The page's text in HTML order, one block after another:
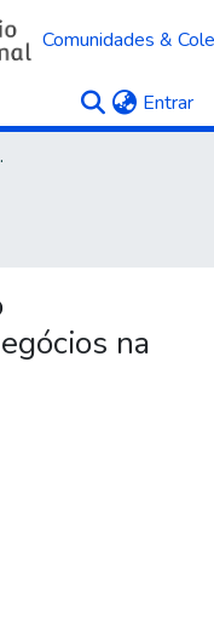
Comunidades &
Entrar
na